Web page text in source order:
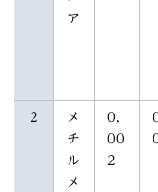
ア
2
メ
チ
ル
メ
0.
00
2